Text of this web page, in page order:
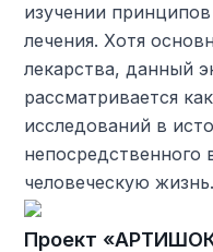
изучении
лечения. Хотя
лекарства, данный
рассматривается
исследований в
непосредственного
человеческую жизнь.
Проект